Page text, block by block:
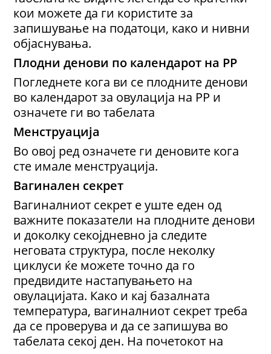
кои можете да ги користите за
запишување на податоци, како и нивни
објаснувања.
Плодни денови по календарот на РР
Погледнете кога ви се плодните денови
во календарот за овулација на РР и
означете ги во табелата
Менструација
Во овој ред означете ги деновите кога
сте имале менструација.
Вагинален секрет
Вагиналниот секрет е уште еден од
важните показатели на плодните денови
и доколку секојдневно ја следите
неговата структура, после неколку
циклуси ќе можете точно да го
предвидите настапувањето на
овулацијата. Како и кај базалната
температура, вагиналниот секрет треба
да се проверува и да се запишува во
табелата секој ден. На почетокот на